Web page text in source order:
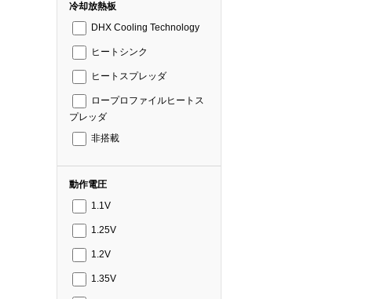
冷却放熱板
DHX Cooling Technology
ヒートシンク
ヒートスプレッダ
ロープロファイルヒートス
プレッダ
非搭載
動作電圧
1.1V
1.25V
1.2V
1.35V